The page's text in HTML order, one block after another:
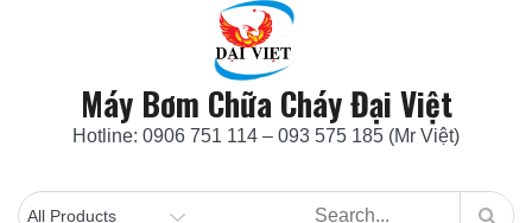
Máy Bơm Chữa Cháy Đại Việt
Hotline: 0906 751 114 – 093 575 185 (Mr Việt)